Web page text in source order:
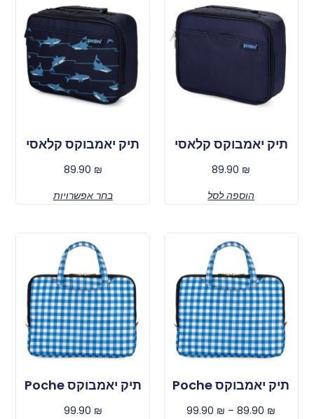
תיק יאמבוקס קלאסי
89.90 ₪
הוספה לסל
תיק יאמבוקס קלאסי
89.90 ₪
בחר אפשרויות
תיק יאמבוקס Poche
89.90 ₪
–
99.90 ₪
תיק יאמבוקס Poche
99.90 ₪